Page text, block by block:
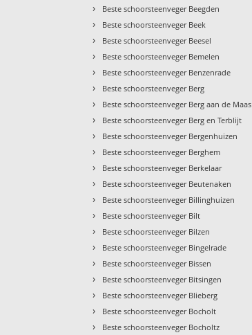
› Beste schoorsteenveger Beegden
› Beste schoorsteenveger Beek
› Beste schoorsteenveger Beesel
› Beste schoorsteenveger Bemelen
› Beste schoorsteenveger Benzenrade
› Beste schoorsteenveger Berg
› Beste schoorsteenveger Berg aan de Maas
› Beste schoorsteenveger Berg en Terblijt
› Beste schoorsteenveger Bergenhuizen
› Beste schoorsteenveger Berghem
› Beste schoorsteenveger Berkelaar
› Beste schoorsteenveger Beutenaken
› Beste schoorsteenveger Billinghuizen
› Beste schoorsteenveger Bilt
› Beste schoorsteenveger Bilzen
› Beste schoorsteenveger Bingelrade
› Beste schoorsteenveger Bissen
› Beste schoorsteenveger Bitsingen
› Beste schoorsteenveger Blieberg
› Beste schoorsteenveger Bocholt
› Beste schoorsteenveger Bocholtz